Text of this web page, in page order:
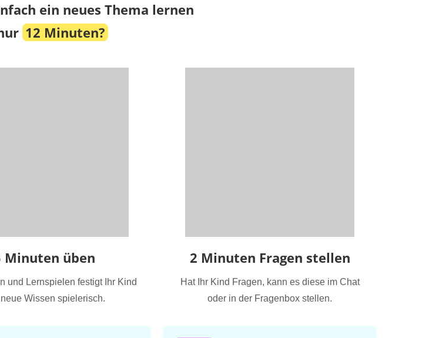
ein neues Thema lernen
12 Minuten?
Minuten üben
und Lernspielen festigt Ihr Kind
Wissen spielerisch.
2 Minuten Fragen stellen
Hat Ihr Kind Fragen, kann es diese im Chat
oder in der Fragenbox stellen.